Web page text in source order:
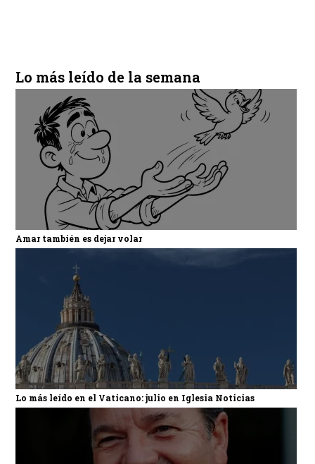
Lo más leído de la semana
Amar también es dejar volar
Lo más leído en el Vaticano: julio en Iglesia Noticias